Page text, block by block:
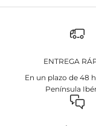
ENTREGA
En un plazo de 48
Península